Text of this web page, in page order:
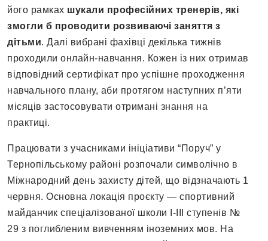
його рамках шукали професійних тренерів, які
змогли б проводити розвиваючі заняття з
дітьми. Далі вибрані фахівці декілька тижнів
проходили онлайн-навчання. Кожен із них отримав
відповідний сертифікат про успішне проходження
навчального плану, аби протягом наступних п’яти
місяців застосовувати отримані знання на
практиці.
Працювати з учасниками ініціативи “Поруч” у
Тернопільському районі розпочали символічно в
Міжнародний день захисту дітей, що відзначають 1
червня. Основна локація проєкту — спортивний
майданчик спеціалізованої школи І-ІІІ ступенів №
29 з поглибленим вивченням іноземних мов. На